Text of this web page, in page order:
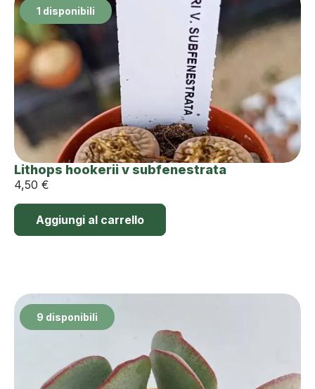
1 disponibili
Lithops hookerii v subfenestrata
4,50 €
Aggiungi al carrello
9 disponibili